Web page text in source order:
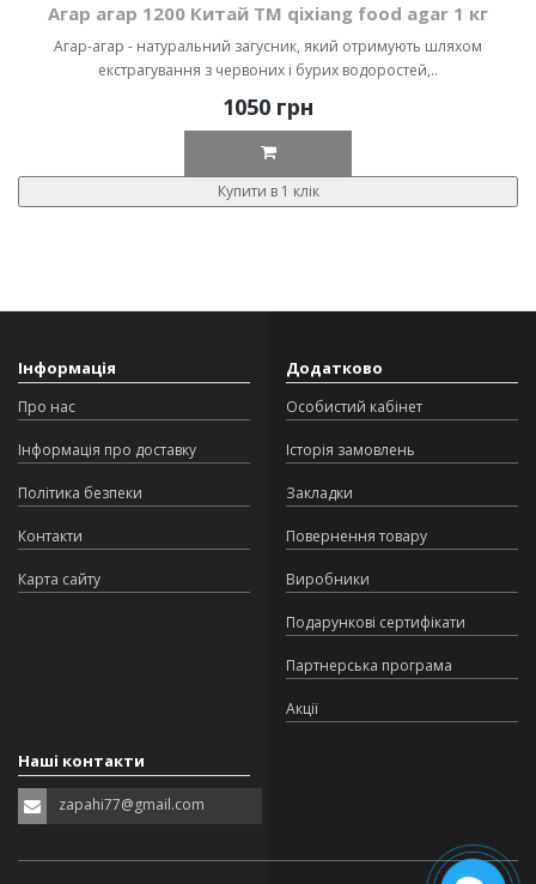
Агар агар 1200 Китай ТМ qixiang food agar 1 кг
Агар-агар - натуральний загусник, який отримують шляхом
екстрагування з червоних і бурих водоростей,..
1050 грн
Купити в 1 клік
Інформація
Про нас
Інформація про доставку
Політика безпеки
Контакти
Карта сайту
Додатково
Особистий кабінет
Історія замовлень
Закладки
Повернення товару
Виробники
Подарункові сертифікати
Партнерська програма
Акції
Наші контакти
zapahi77@gmail.com